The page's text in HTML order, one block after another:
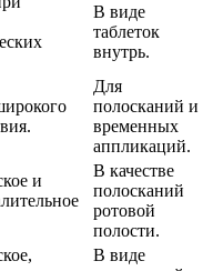
В виде
таблеток
внутрь.
Для
полосканий и
временных
аппликаций.
и
В качестве
полосканий
ротовой
полости.
В виде